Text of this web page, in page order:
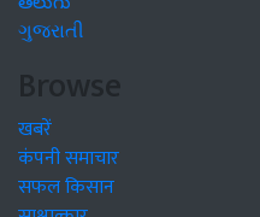
ગુજરાતી
Browse
खबरें
कंपनी समाचार
सफल किसान